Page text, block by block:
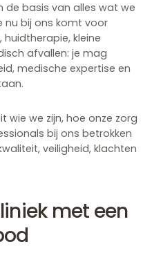
de basis van alles wat we
nu bij ons komt voor
kleine
afvallen: je mag
medische expertise en
wie we zijn, hoe onze zorg
bij ons betrokken
veiligheid, klachten
met een